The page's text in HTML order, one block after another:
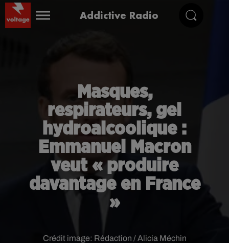
Addictive Radio
Masques,
respirateurs, gel
hydroalcoolique :
Emmanuel Macron
veut « produire
davantage en France
»
Crédit image: Rédaction / Alicia Méchin